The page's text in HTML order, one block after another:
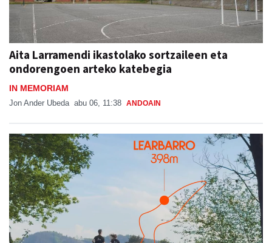
Aita Larramendi ikastolako sortzaileen eta
ondorengoen arteko katebegia
IN MEMORIAM
Jon Ander Ubeda abu 06, 11:38 ANDOAIN